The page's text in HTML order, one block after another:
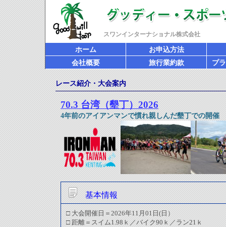
スワンインターナショナル株式会社
ホーム
お申込方法
会社概要
旅行業約款 プ
レース紹介・大会案内
70.3 台湾（墾丁）2026
4年前のアイアンマンで慣れ親しんだ墾丁での開催
基本情報
□ 大会開催日＝ 2026年11月01日(日）
□ 距離＝スイム1.98ｋ／バイク90ｋ／ラン21ｋ